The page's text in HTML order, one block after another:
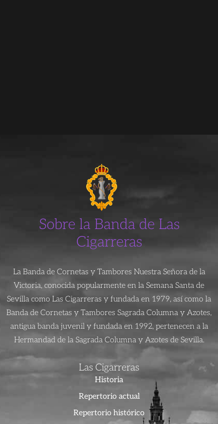
Sobre la Banda de Las
Cigarreras
La Banda de Cornetas y Tambores Nuestra Señora de la
Victoria, conocida popularmente en la Semana Santa de
Sevilla como Las Cigarreras y fundada en 1979, así como la
Banda de Cornetas y Tambores Sagrada Columna y Azotes,
antigua banda juvenil y fundada en 1992, pertenecen a la
Hermandad de la Sagrada Columna y Azotes de Sevilla.
Las Cigarreras
Historia
Repertorio actual
Repertorio histórico